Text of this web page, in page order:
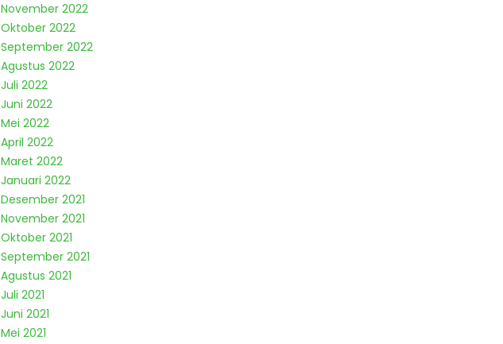
November 2022
Oktober 2022
September 2022
Agustus 2022
Juli 2022
Juni 2022
Mei 2022
April 2022
Maret 2022
Januari 2022
Desember 2021
November 2021
Oktober 2021
September 2021
Agustus 2021
Juli 2021
Juni 2021
Mei 2021